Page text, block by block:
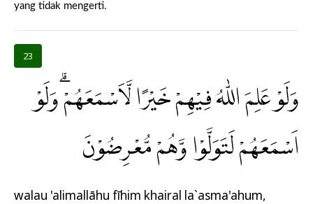
yang tidak mengerti.
23
وَلَوْ عَلِمَ اللّٰهُ فِيْهِمْ خَيْرًا لَّاَسْمَعَهُمْۗ وَلَوْ
اَسْمَعَهُمْ لَتَوَلَّوْا وَّهُمْ مُّعْرِضُوْنَ
walau 'alimallāhu fīhim khairal la`asma'ahum,